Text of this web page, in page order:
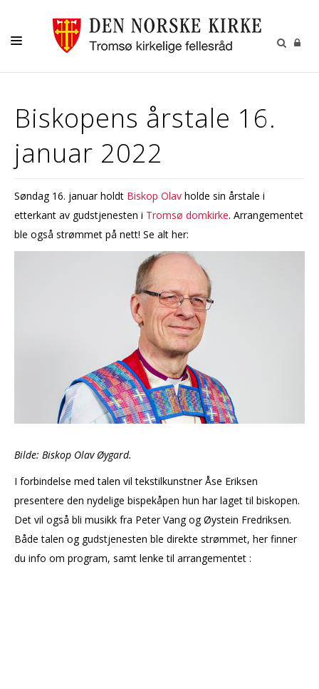
AKTIVITETER OG KONSERTER
DÅP
KONFIRMASJON
VIGSEL
KONTAKT
Biskopens årstale 16.
januar 2022
Søndag 16. januar holdt Biskop Olav holde sin årstale i
etterkant av gudstjenesten i Tromsø domkirke. Arrangementet
ble også strømmet på nett! Se alt her:
Bilde: Biskop Olav Øygard.
I forbindelse med talen vil tekstilkunstner Åse Eriksen
presentere den nydelige bispekåpen hun har laget til biskopen.
Det vil også bli musikk fra Peter Vang og Øystein Fredriksen.
Både talen og gudstjenesten ble direkte strømmet, her finner
du info om program, samt lenke til arrangementet :